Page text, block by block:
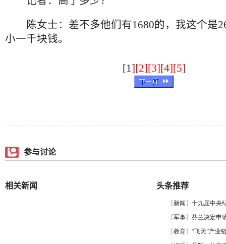
陈女士：差不多他们有1680的，我这个是
小一千块钱。
[1] [2] [3] [4] [5]
参与讨论
相关新闻 头条推荐